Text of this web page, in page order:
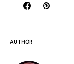
AUTHOR